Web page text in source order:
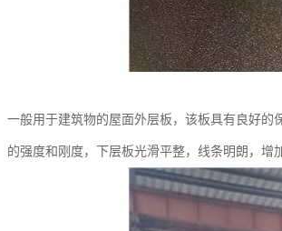
一般用于建筑物的屋面外层板，该板具有良好的
的强度和刚度，下层板光滑平整，线条明朗，增